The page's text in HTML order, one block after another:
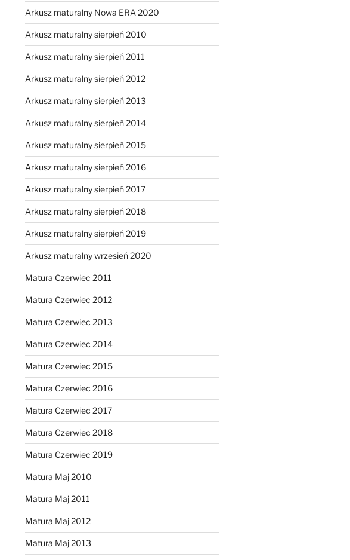
Arkusz maturalny Nowa ERA 2020
Arkusz maturalny sierpień 2010
Arkusz maturalny sierpień 2011
Arkusz maturalny sierpień 2012
Arkusz maturalny sierpień 2013
Arkusz maturalny sierpień 2014
Arkusz maturalny sierpień 2015
Arkusz maturalny sierpień 2016
Arkusz maturalny sierpień 2017
Arkusz maturalny sierpień 2018
Arkusz maturalny sierpień 2019
Arkusz maturalny wrzesień 2020
Matura Czerwiec 2011
Matura Czerwiec 2012
Matura Czerwiec 2013
Matura Czerwiec 2014
Matura Czerwiec 2015
Matura Czerwiec 2016
Matura Czerwiec 2017
Matura Czerwiec 2018
Matura Czerwiec 2019
Matura Maj 2010
Matura Maj 2011
Matura Maj 2012
Matura Maj 2013